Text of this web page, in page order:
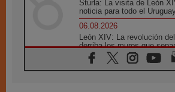
Sturla: La visita de León
noticia para todo el
06.08.2026
León XIV: La revolución
derriba los muros que
06.08.2026
La Iglesia en Ceuta: